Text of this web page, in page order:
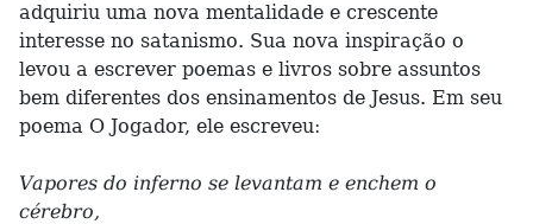
adquiriu uma nova mentalidade e crescente
interesse no satanismo. Sua nova inspiração o
levou a escrever poemas e livros sobre assuntos
bem diferentes dos ensinamentos de Jesus. Em seu
poema O Jogador, ele escreveu:
Vapores do inferno se levantam e enchem o
cérebro,